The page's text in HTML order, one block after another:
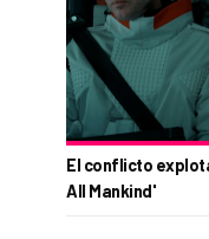
El conflicto
All Mankind'